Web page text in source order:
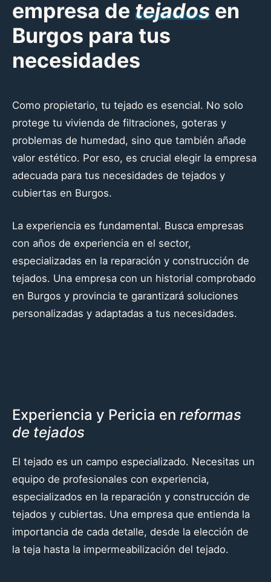
empresa de tejados en
Burgos para tus
necesidades
Como propietario, tu tejado es esencial. No solo
protege tu vivienda de filtraciones, goteras y
problemas de humedad, sino que también añade
valor estético. Por eso, es crucial elegir la empresa
adecuada para tus necesidades de tejados y
cubiertas en Burgos.
La experiencia es fundamental. Busca empresas
con años de experiencia en el sector,
especializadas en la reparación y construcción de
tejados. Una empresa con un historial comprobado
en Burgos y provincia te garantizará soluciones
personalizadas y adaptadas a tus necesidades.
Experiencia y Pericia en reformas
de tejados
El tejado es un campo especializado. Necesitas un
equipo de profesionales con experiencia,
especializados en la reparación y construcción de
tejados y cubiertas. Una empresa que entienda la
importancia de cada detalle, desde la elección de
la teja hasta la impermeabilización del tejado.